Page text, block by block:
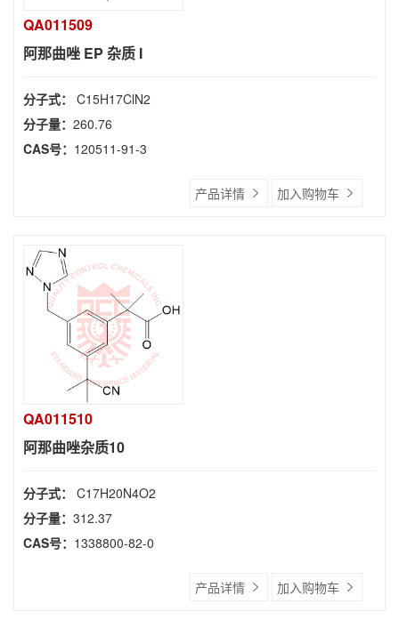
QA011509
阿那曲唑 EP 杂质 I
分子式： C15H17ClN2
分子量： 260.76
CAS号： 120511-91-3
产品详情 加入购物车
QA011510
阿那曲唑杂质10
分子式： C17H20N4O2
分子量： 312.37
CAS号： 1338800-82-0
产品详情 加入购物车